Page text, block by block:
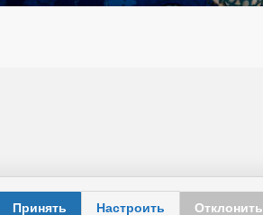
Принять Настроить Отклонить